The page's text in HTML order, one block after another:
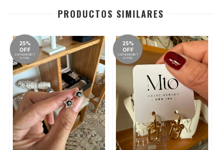
PRODUCTOS SIMILARES
25%
OFF
comprando 1
o más
25%
OFF
comprando 1
o más